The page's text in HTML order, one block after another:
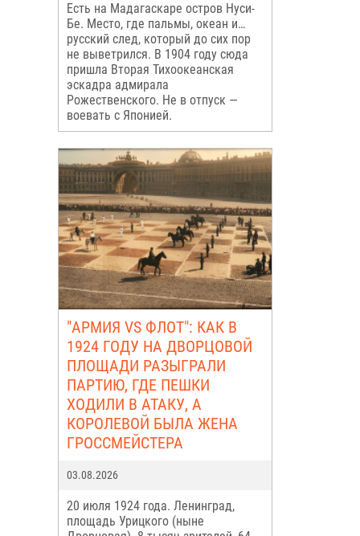
Есть на Мадагаскаре остров Нуси-
Бе. Место, где пальмы, океан и…
русский след, который до сих пор
не выветрился. В 1904 году сюда
пришла Вторая Тихоокеанская
эскадра адмирала
Рожественского. Не в отпуск —
воевать с Японией.
"АРМИЯ VS ФЛОТ": КАК В
1924 ГОДУ НА ДВОРЦОВОЙ
ПЛОЩАДИ РАЗЫГРАЛИ
ПАРТИЮ, ГДЕ ПЕШКИ
ХОДИЛИ В АТАКУ, А
КОРОЛЕВОЙ БЫЛА ЖЕНА
ГРОССМЕЙСТЕРА
03.08.2026
20 июля 1924 года. Ленинград,
площадь Урицкого (ныне